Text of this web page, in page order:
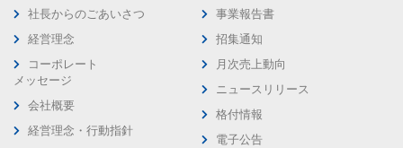
社長からのごあいさつ
経営理念
コーポレート
メッセージ
会社概要
経営理念・行動指針
事業報告書
招集通知
月次売上動向
ニュースリリース
格付情報
電子公告